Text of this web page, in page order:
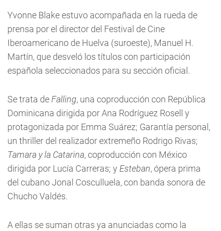
Yvonne Blake estuvo acompañada en la rueda de
prensa por el director del Festival de Cine
Iberoamericano de Huelva (suroeste), Manuel H.
Martín, que desveló los títulos con participación
española seleccionados para su sección oficial.
Se trata de Falling, una coproducción con República
Dominicana dirigida por Ana Rodríguez Rosell y
protagonizada por Emma Suárez; Garantía personal,
un thriller del realizador extremeño Rodrigo Rivas;
Tamara y la Catarina, coproducción con México
dirigida por Lucía Carreras; y Esteban, ópera prima
del cubano Jonal Cosculluela, con banda sonora de
Chucho Valdés.
A ellas se suman otras ya anunciadas como la